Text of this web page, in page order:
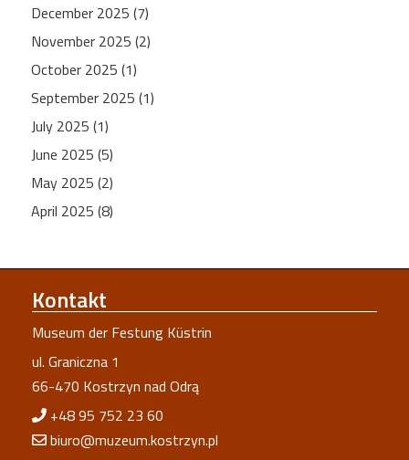
December 2025 (7)
November 2025 (2)
October 2025 (1)
September 2025 (1)
July 2025 (1)
June 2025 (5)
May 2025 (2)
April 2025 (8)
Kontakt
Museum der Festung Küstrin
ul. Graniczna 1
66-470 Kostrzyn nad Odrą
+48 95 752 23 60
biuro@muzeum.kostrzyn.pl